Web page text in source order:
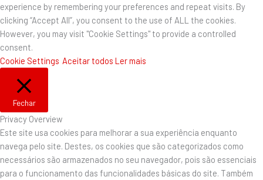
experience by remembering your preferences and repeat visits. By
clicking “Accept All”, you consent to the use of ALL the cookies.
However, you may visit "Cookie Settings" to provide a controlled
consent.
Cookie Settings Aceitar todos Ler mais
Fechar
Privacy Overview
Este site usa cookies para melhorar a sua experiência enquanto
navega pelo site. Destes, os cookies que são categorizados como
necessários são armazenados no seu navegador, pois são essenciais
para o funcionamento das funcionalidades básicas do site. Também